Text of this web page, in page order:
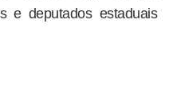
e deputados estaduais